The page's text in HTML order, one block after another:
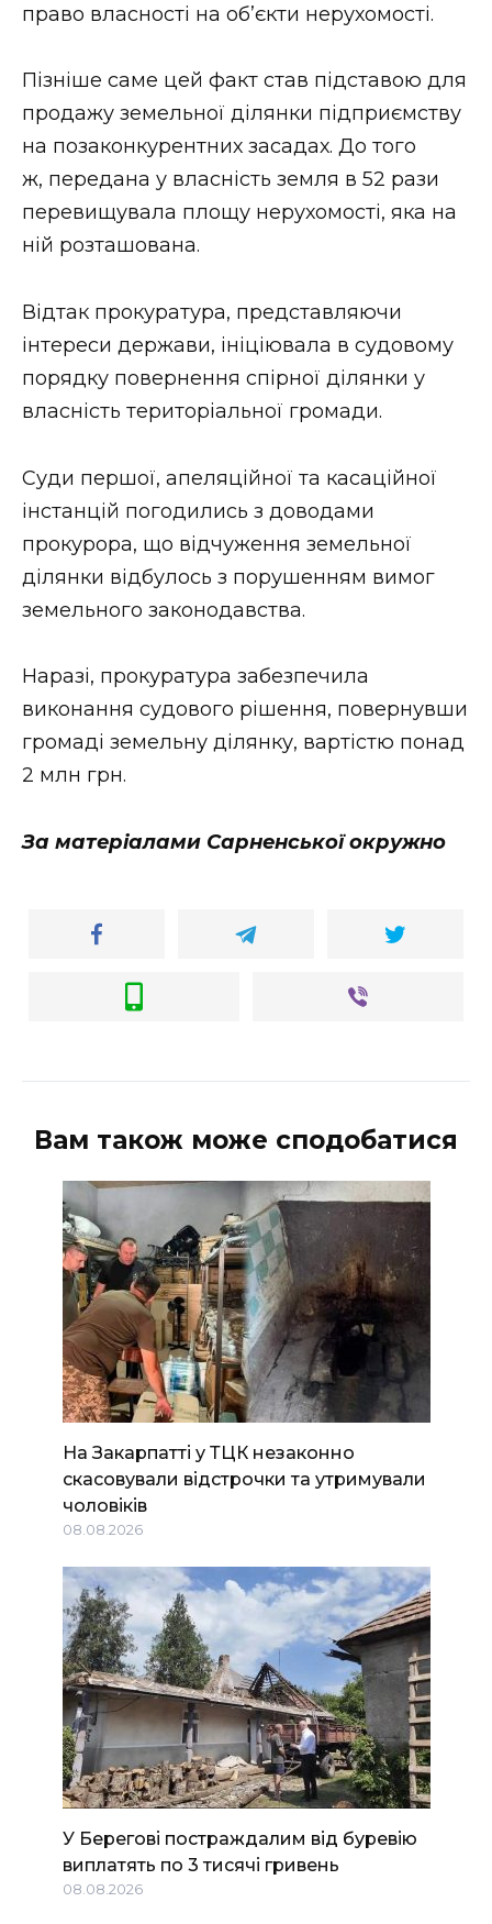
право власності на об’єкти нерухомості.
Пізніше саме цей факт став підставою для
продажу земельної ділянки підприємству
на позаконкурентних засадах. До того
ж, передана у власність земля в 52 рази
перевищувала площу нерухомості, яка на
ній розташована.
Відтак прокуратура, представляючи
інтереси держави, ініціювала в судовому
порядку повернення спірної ділянки у
власність територіальної громади.
Суди першої, апеляційної та касаційної
інстанцій погодились з доводами
прокурора, що відчуження земельної
ділянки відбулось з порушенням вимог
земельного законодавства.
Наразі, прокуратура забезпечила
виконання судового рішення, повернувши
громаді земельну ділянку, вартістю понад
2 млн грн.
За матеріалами Сарненської окружно
Вам також може сподобатися
На Закарпатті у ТЦК незаконно
скасовували відстрочки та утримували
чоловіків
08.08.2026
У Берегові постраждалим від буревію
виплатять по 3 тисячі гривень
08.08.2026